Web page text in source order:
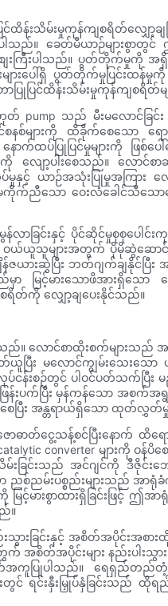
န်းသိမ်းမှုကုန်ကျစရိတ်လျှော့ခ
ပါသည်။ ခေတ်မီယာဉ်များစွာ
စျေးကြီးပါသည်။ ပွတ်တိုက်မှုကို
းပေါ်ရှိ ပွတ်တိုက်မှုပြင်းထန်မှု
ပြင်ထိန်းသိမ်းမှုကုန်ကျစရိတ်မ
pump သည် မီးမလောင်ခ
နစ်များကို ထိခိုက်စေသော ရ
က်ထပ်ပြုပြင်မှုများကို ဖြစ်
ကို လျော့ပါးစေသည်။ လော
မှုနှင့် ယာဉ်အသုံးပြုမှုအကြာ
ပ်မှု မကိုက်ညီသော ဝေးလံခေါင်
လာခြင်းနှင့် ပိုင်ဆိုင်မှုစုစုပေါ
ဝယ်ယူသူများအတွက် ပိုမိုဆွဲဆေ
ဆွဲပြီး ဘတ်ဂျက်ချနိုင်ပြီး အ
မြင့်မားသောဖိအားရှိသေ
ရိတ်ကို လျှော့ချပေးနိုင်သည်။
လောင်စာထိုးစက်များသည်
ပြီး မလောင်ကျွမ်းသေးသေ
းစဉ်တွင် ပါဝင်ပတ်သက်ပြီး
က်ပြီး မှန်ကန်သော အစက်အရွ
စေပြီး အန္တရာယ်ရှိသော ထုတ်လွှတ်
တ်ငွေ့သန့်စင်ပြီးနောက် ထိရ
converter များကို ဝန်ပိစ
းခြင်းသည် အင်ဂျင်ကို ဒီဇိုင်
ညမ်းပစ္စည်းများသည် အာရုံ
ြင့်မားစွာထားရှိခြင်းဖြင့် ဤ
။
ားခြင်းနှင့် အစိတ်အပိုင်းအစာ
စိတ်အပိုင်းများ နည်းပါးသွာ
ပြုပါသည်။ ရေရှည်တည်တံ့ခို
ရင်းနှီးမြှုပ်နှံခြင်းသည် ထိုရ